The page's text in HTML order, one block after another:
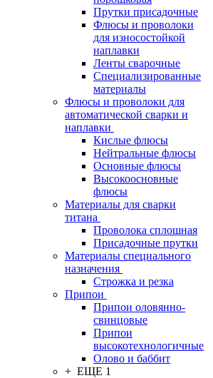
Прутки присадочные
Флюсы и проволоки
для износостойкой
наплавки
Ленты сварочные
Специализированные
материалы
Флюсы и проволоки для
автоматической сварки и
наплавки
Кислые флюсы
Нейтральные флюсы
Основные флюсы
Высокоосновные
флюсы
Материалы для сварки
титана
Проволока сплошная
Присадочные прутки
Материалы специального
назначения
Строжка и резка
Припои
Припои оловянно-
свинцовые
Припои
высокотехнологичные
Олово и баббит
+ ЕЩЕ 1